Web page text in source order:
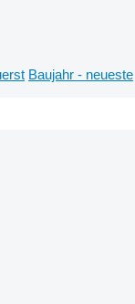
Baujahr - neueste